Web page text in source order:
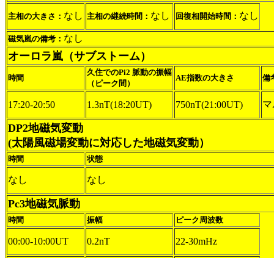
主相の大きさ： なし 主相の継続時間： なし 回復相開始時間： なし
磁気嵐の備考： なし
オーロラ嵐（サブストーム）
時間
久住でのPi2 脈動の振幅
（ピーク間）
AE指数の大きさ 備
17:20-20:50 1.3nT(18:20UT) 750nT(21:00UT)
DP2地磁気変動
(太陽風磁場変動に対応した地磁気変動）
時間 状態
なし なし
Pc3地磁気脈動
時間 振幅 ピーク周波数
00:00-10:00UT 0.2nT 22-30mHz